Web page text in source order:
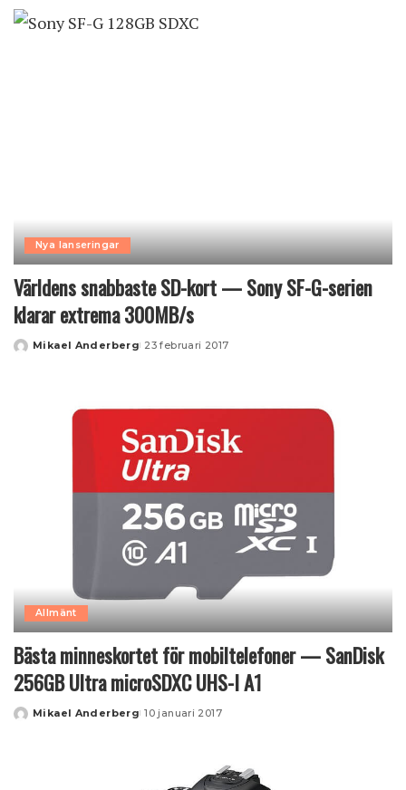
Nya lanseringar
Världens snabbaste SD-kort — Sony SF-G-serien
klarar extrema 300MB/s
Posted
Mikael Anderberg 23 februari 2017
Allmänt
Bästa minneskortet för mobiltelefoner — SanDisk
256GB Ultra microSDXC UHS-I A1
Posted
Mikael Anderberg 10 januari 2017